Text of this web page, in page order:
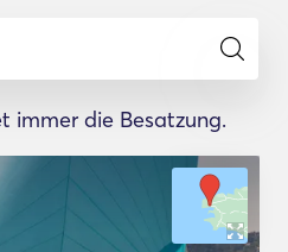
immer die Besatzung.